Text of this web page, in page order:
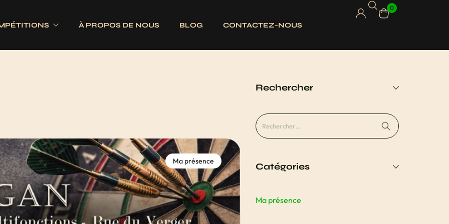
Jeux complets
Pointes
Tiges
À PROPOS DE NOUS BLOG CONTACTEZ-NOUS
0
Ma présence
Rechercher
Catégories
Ma présence